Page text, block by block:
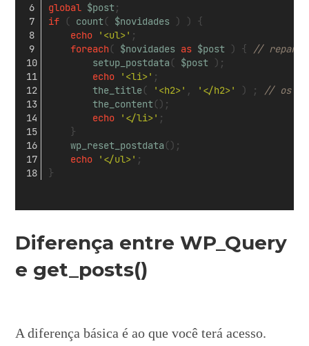
global $post;
if ( count( $novidades ) ) {
echo
'<ul>' ;
foreach( $novidades as $post ) {
// repare
setup_postdata ( $post );
echo
'<li>' ;
the_title( '<h2>' '</h2>' ) ;
// os
the_content();
echo
'</li>' ;
	}
wp_reset_postdata ();
echo
'</ul>' ;
}
Diferença entre WP_Query
e get_posts()
A diferença básica é ao que você terá acesso.